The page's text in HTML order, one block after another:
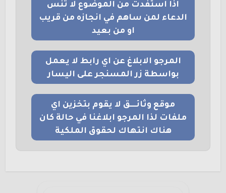
اذا استفدت من الموضوع لا تنس
الدعاء لمن ساهم في انجازه من قريب
او من بعيد
المرجو الابلاغ عن اي رابط لا يعمل
بواسطة زر المسنجر على اليسار
موقع وثائــــق لا يقوم بتخزين اي
ملفات لذا المرجو ابلاغنا في حالة كان
هناك انتهاك لحقوق الملكية